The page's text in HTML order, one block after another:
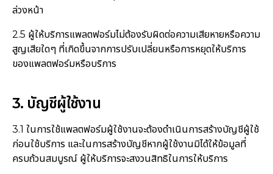
ล่วงหน้า
2.5 ผู้ให้บริการแพลตฟอร์มไม่ต้องรับผิดต่อความเสียหายหรือความ
สูญเสียใดๆ ที่เกิดขึ้นจากการปรับเปลี่ยนหรือการหยุดให้บริการ
ของแพลตฟอร์มหรือบริการ
3. บัญชีผู้ใช้งาน
3.1 ในการใช้แพลตฟอร์มผู้ใช้งานจะต้องดำเนินการสร้างบัญชีผู้ใช้
ก่อนใช้บริการ และในการสร้างบัญชีหากผู้ใช้งานมิได้ให้ข้อมูลที่
ครบถ้วนสมบูรณ์ ผู้ให้บริการจะสงวนสิทธิในการให้บริการ